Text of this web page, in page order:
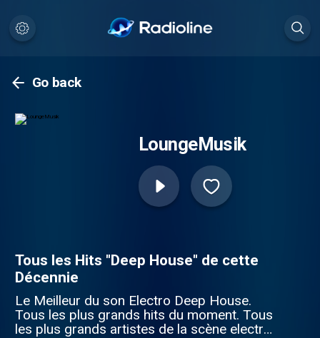
Go back
LoungeMusik
Tous les Hits "Deep House" de cette
Décennie
Le Meilleur du son Electro Deep House.
Tous les plus grands hits du moment. Tous
les plus grands artistes de la scène electro.